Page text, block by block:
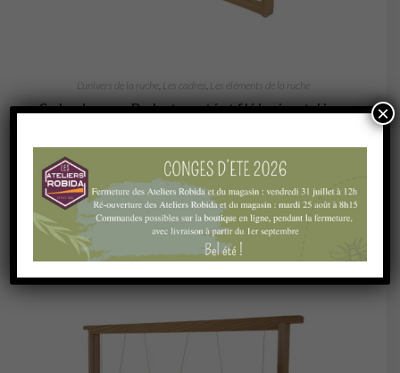
L'univers de la ruche, Les cadres, Les éléments de la ruche
Cadre de corps Dadant monté et filé horizontal inox
1,73€
Ajouter au panier
×